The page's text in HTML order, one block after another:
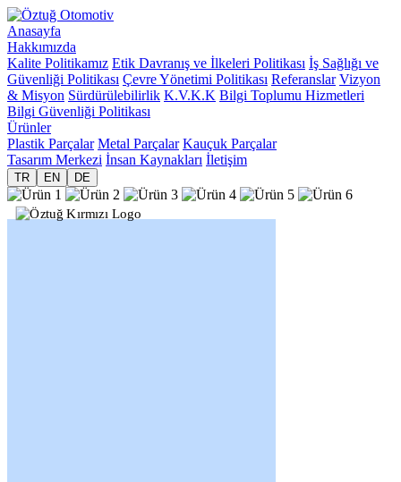
Anasayfa
Hakkımızda
Kalite Politikamız Etik Davranış ve İlkeleri Politikası İş Sağlığı ve
Güvenliği Politikası Çevre Yönetimi Politikası Referanslar Vizyon
& Misyon Sürdürülebilirlik K.V.K.K Bilgi Toplumu Hizmetleri
Bilgi Güvenliği Politikası
Ürünler
Plastik Parçalar Metal Parçalar Kauçuk Parçalar
Tasarım Merkezi İnsan Kaynakları İletişim
TR EN DE